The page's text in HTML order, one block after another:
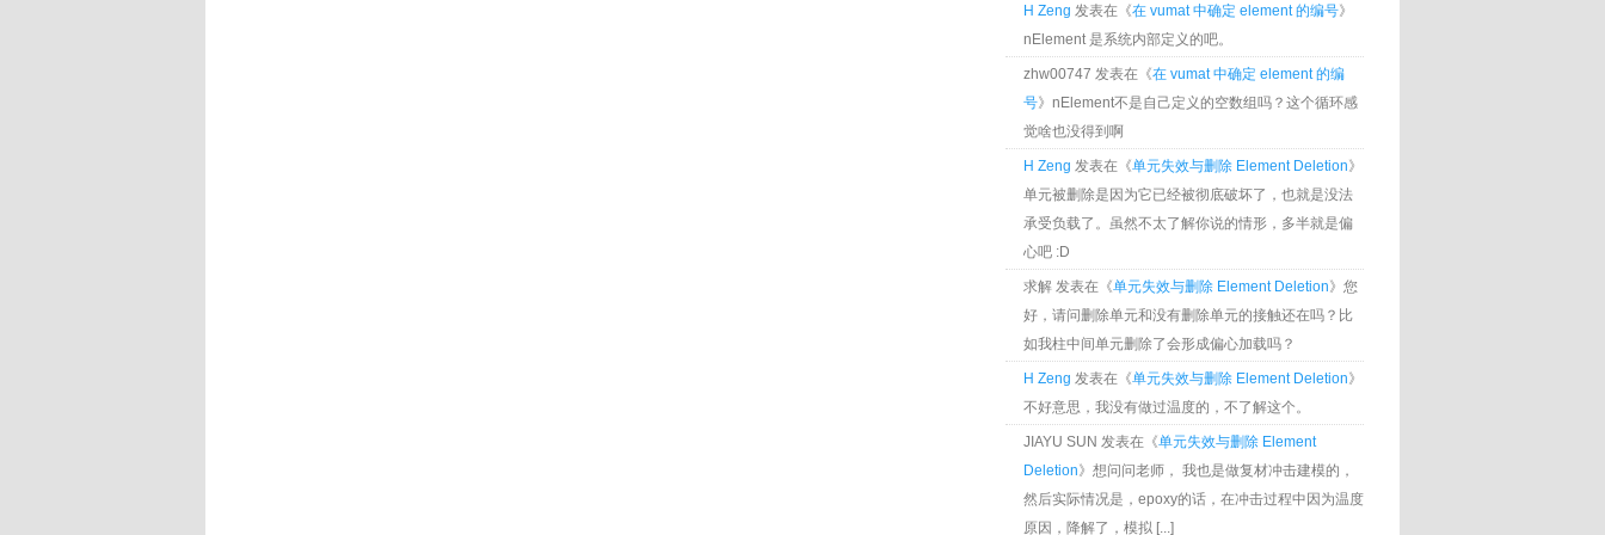
H Zeng 发表在《在 vumat 中确定 element 的编号》
nElement 是系统内部定义的吧。
zhw00747 发表在《在 vumat 中确定 element 的编
号》nElement不是自己定义的空数组吗？这个循环感
觉啥也没得到啊
H Zeng 发表在《单元失效与删除 Element Deletion》
单元被删除是因为它已经被彻底破坏了，也就是没法
承受负载了。虽然不太了解你说的情形，多半就是偏
心吧 :D
求解 发表在《单元失效与删除 Element Deletion》您
好，请问删除单元和没有删除单元的接触还在吗？比
如我柱中间单元删除了会形成偏心加载吗？
H Zeng 发表在《单元失效与删除 Element Deletion》
不好意思，我没有做过温度的，不了解这个。
JIAYU SUN 发表在《单元失效与删除 Element
Deletion》想问问老师， 我也是做复材冲击建模的，
然后实际情况是，epoxy的话，在冲击过程中因为温度
原因，降解了，模拟 [...]